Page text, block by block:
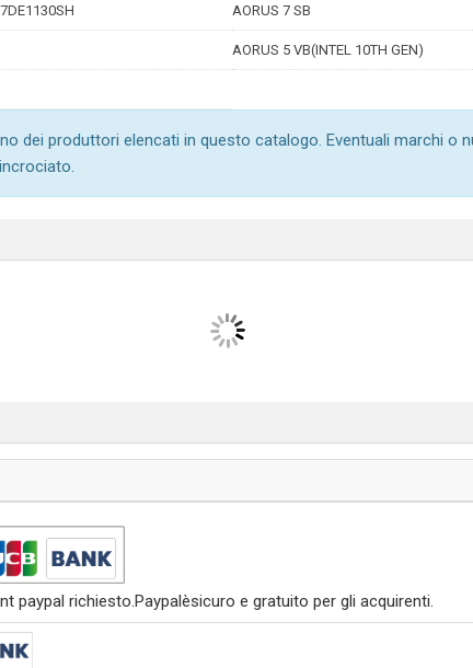
AORUS 7 SB
AORUS 5 VB(INTEL 10TH GEN)
dei produttori elencati in questo catalogo. Eventuali marchi o
paypal richiesto.Paypalèsicuro e gratuito per gli acquirenti.